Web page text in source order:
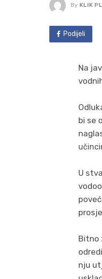
By KLIK
Podijeli
Na
bi se
U
Bitno
nju